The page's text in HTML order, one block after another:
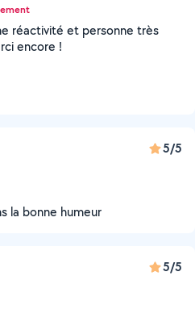
réactivité et personne très
encore !
5/5
la bonne humeur
5/5